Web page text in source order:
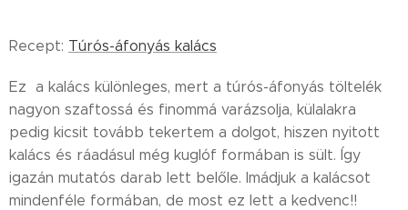
Recept: Túrós-áfonyás kalács
Ez a kalács különleges, mert a túrós-áfonyás töltelék
nagyon szaftossá és finommá varázsolja, külalakra
pedig kicsit tovább tekertem a dolgot, hiszen nyitott
kalács és ráadásul még kuglóf formában is sült. Így
igazán mutatós darab lett belőle. Imádjuk a kalácsot
mindenféle formában, de most ez lett a kedvenc!!